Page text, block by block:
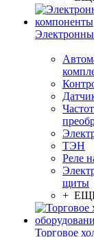
ТЭН
Реле
щиты
+
Торговое